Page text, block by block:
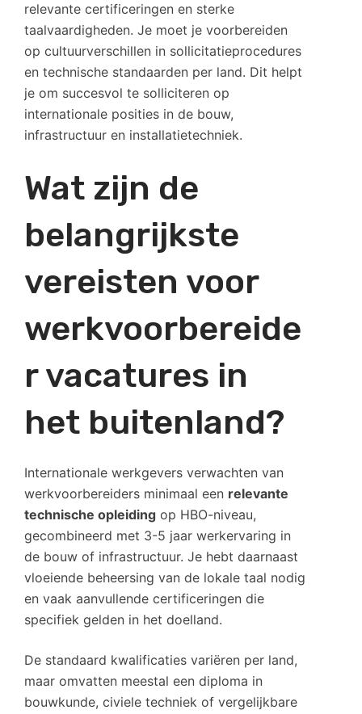
relevante certificeringen en sterke
taalvaardigheden. Je moet je voorbereiden
op cultuurverschillen in sollicitatieprocedures
en technische standaarden per land. Dit helpt
je om succesvol te solliciteren op
internationale posities in de bouw,
infrastructuur en installatietechniek.
Wat zijn de
belangrijkste
vereisten voor
werkvoorbereide
r vacatures in
het buitenland?
Internationale werkgevers verwachten van
werkvoorbereiders minimaal een relevante
technische opleiding op HBO-niveau,
gecombineerd met 3-5 jaar werkervaring in
de bouw of infrastructuur. Je hebt daarnaast
vloeiende beheersing van de lokale taal nodig
en vaak aanvullende certificeringen die
specifiek gelden in het doelland.
De standaard kwalificaties variëren per land,
maar omvatten meestal een diploma in
bouwkunde, civiele techniek of vergelijkbare